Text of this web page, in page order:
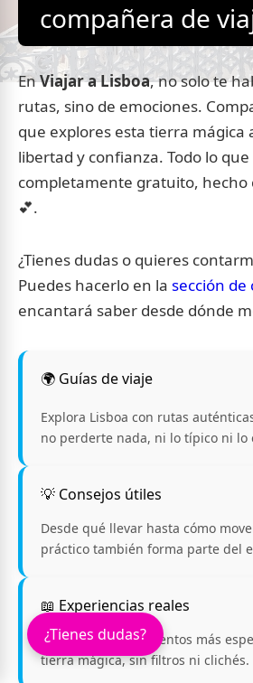
compañera de
EnViajar a Lisboa, no solo te
rutas, sino de emociones.
que explores esta tierra mágica
libertad y confianza. Todo lo
completamente gratuito, hecho
💕.
¿Tienes dudas o quieres
Puedes hacerlo en la sección de
encantará saber desde dónde
🌍 Guías de viaje
Explora Lisboa con rutas
no perderte nada, ni lo típico ni lo
💡 Consejos útiles
Desde qué llevar hasta cómo
práctico también forma parte del
📖 Experiencias reales
Te cuento mis momentos más
tierra mágica, sin filtros ni clichés.
¿Tienes dudas?